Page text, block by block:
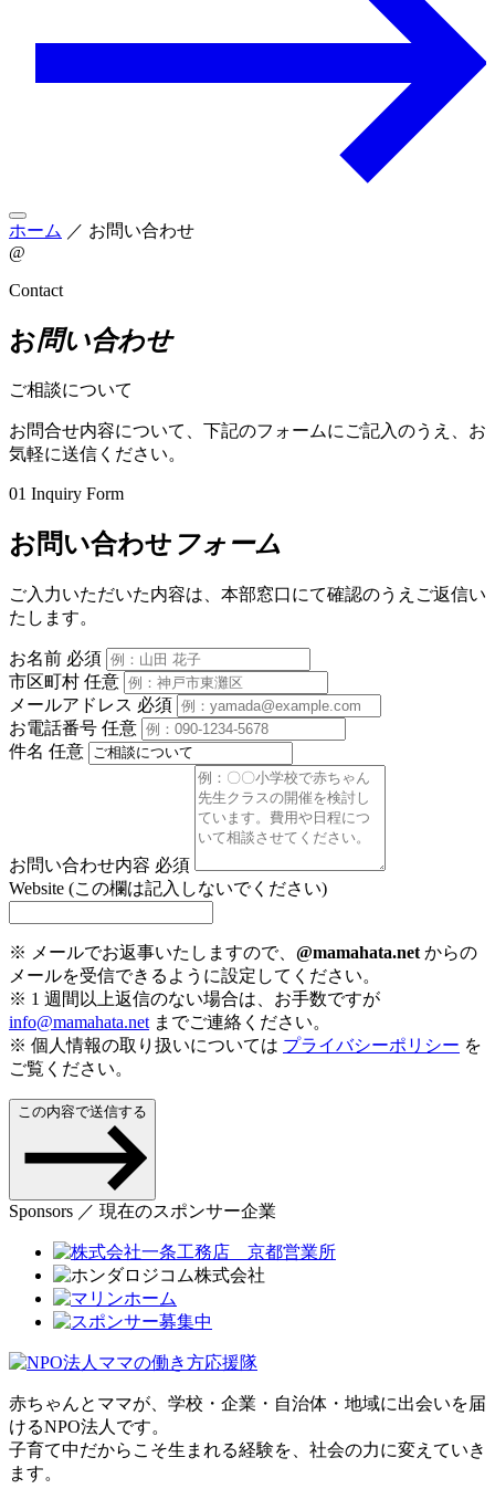
ホーム ／ お問い合わせ
@
Contact
お問い合わせ
ご相談について
お問合せ内容について、下記のフォームにご記入のうえ、お
気軽に送信ください。
01 Inquiry Form
お問い合わせ フォーム
ご入力いただいた内容は、本部窓口にて確認のうえご返信い
たします。
お名前 必須
市区町村 任意
メールアドレス 必須
お電話番号 任意
件名 任意
お問い合わせ内容 必須
Website (この欄は記入しないでください)
※ メールでお返事いたしますので、 @mamahata.net からの
メールを受信できるように設定してください。
※ 1 週間以上返信のない場合は、お手数ですが
info@mamahata.net までご連絡ください。
※ 個人情報の取り扱いについては プライバシーポリシー を
ご覧ください。
この内容で送信する
Sponsors ／ 現在のスポンサー企業
赤ちゃんとママが、学校・企業・自治体・地域に出会いを届
けるNPO法人です。
子育て中だからこそ生まれる経験を、社会の力に変えていき
ます。